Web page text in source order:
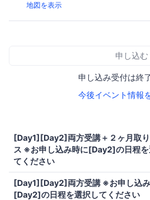
地図を表示
申し込む
申し込み受付は終
今後イベント情報
[Day1][Day2]両方受講＋２ヶ月取
ス ※お申し込み時に[Day2]の日程を
てください
[Day1][Day2]両方受講 ※お申し込
[Day2]の日程を選択してください